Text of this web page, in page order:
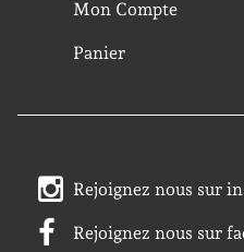
Mon Compte
Panier
Rejoignez nous sur
Rejoignez nous sur